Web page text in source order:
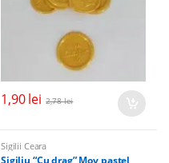
1,90lei 2,78lei
Sigilii Ceara
Sigiliu “Cu drag” Mov pastel